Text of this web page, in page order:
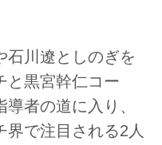
石川遼としのぎを
と黒宮幹仁コー
者の道に入り、
界で注目される2人